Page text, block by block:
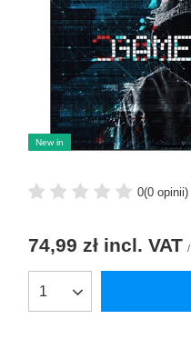
New in
0(0 opinii)
74,99 zł incl. VAT /